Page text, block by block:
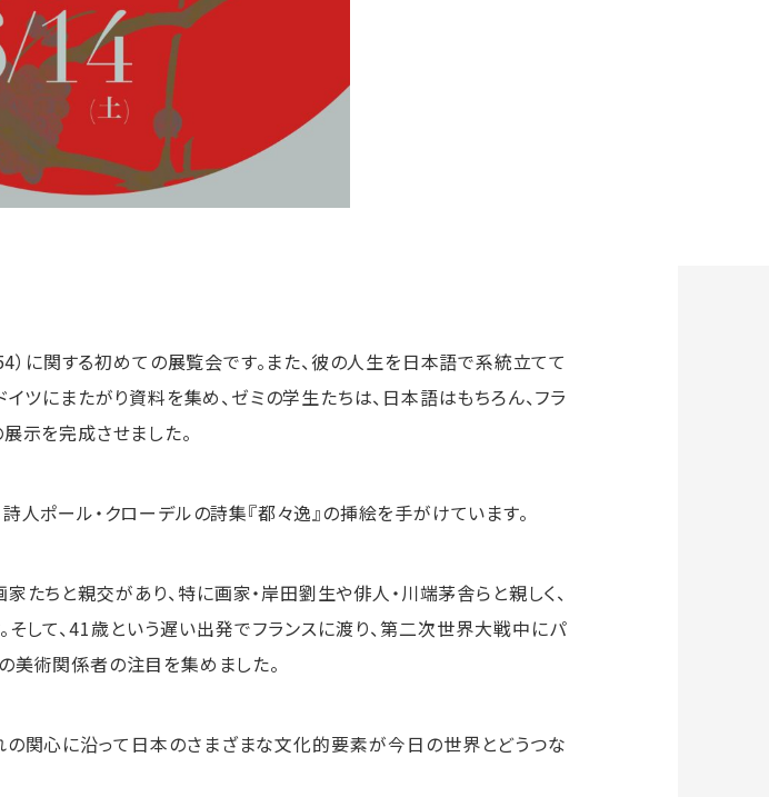
に関する初めての展覧会です。また、彼の人生を日本語で系統立てて
ツにまたがり資料を集め、ゼミの学生たちは、日本語はもちろん、フラ
示を完成させました。
ポール・クローデルの詩集『都々逸』の挿絵を手がけています。
ちと親交があり、特に画家・岸田劉生や俳人・川端茅舎らと親しく、
して、41歳という遅い出発でフランスに渡り、第二次世界大戦中にパ
美術関係者の注目を集めました。
関心に沿って日本のさまざまな文化的要素が今日の世界とどうつな